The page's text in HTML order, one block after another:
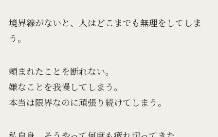
境界線がないと、人はどこまでも無理をしてしま
う。
頼まれたことを断れない。
嫌なことを我慢してしまう。
本当は限界なのに頑張り続けてしまう。